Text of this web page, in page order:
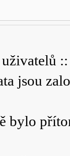
uživatelů
jsou
bylo